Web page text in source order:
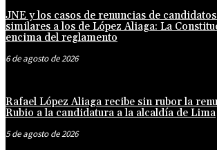
JNE y los casos de renuncias de
similares a los de López Aliaga: La
encima del reglamento
6 de agosto de 2026
Rafael López Aliaga recibe sin rubor la
Rubio a la candidatura a la alcaldía de Lima
5 de agosto de 2026